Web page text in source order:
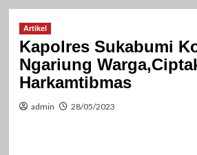
Artikel
Kapolres Sukabumi
Ngariung
Harkamtibmas
admin 28/05/2023